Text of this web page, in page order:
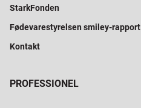
StarkFonden
Fødevarestyrelsen smiley-rapport
Kontakt
PROFESSIONEL